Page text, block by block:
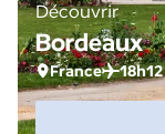
Découvrir
Bordeaux
France 18h12